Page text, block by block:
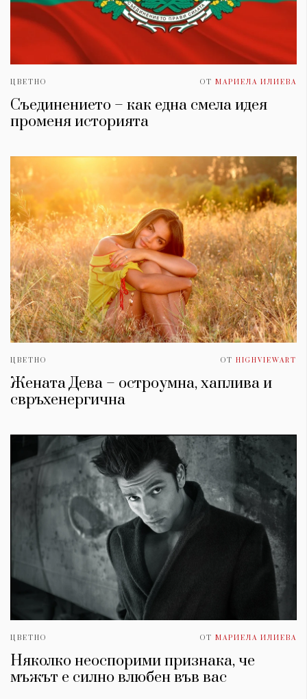
ЦВЕТНО ОТ МАРИЕЛА ИЛИЕВА
Съединението – как една смела идея
променя историята
ЦВЕТНО ОТ HIGHVIEWART
Жената Дева – остроумна, хаплива и
свръхенергична
ЦВЕТНО ОТ МАРИЕЛА ИЛИЕВА
Няколко неоспорими признака, че
мъжът е силно влюбен във вас